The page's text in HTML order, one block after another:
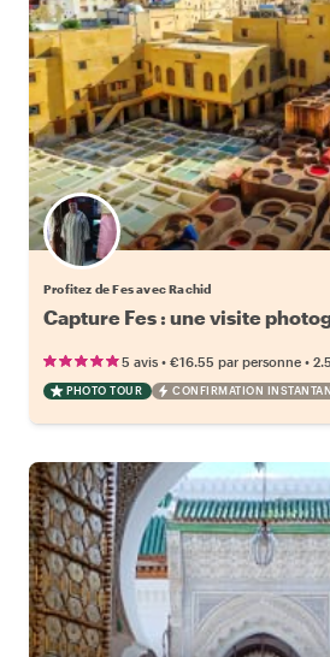
Profitez de Fes avec Rachid
Capture Fes : une visite
5 avis • €16.55 par personne •
PHOTO TOUR CONFIRMATION